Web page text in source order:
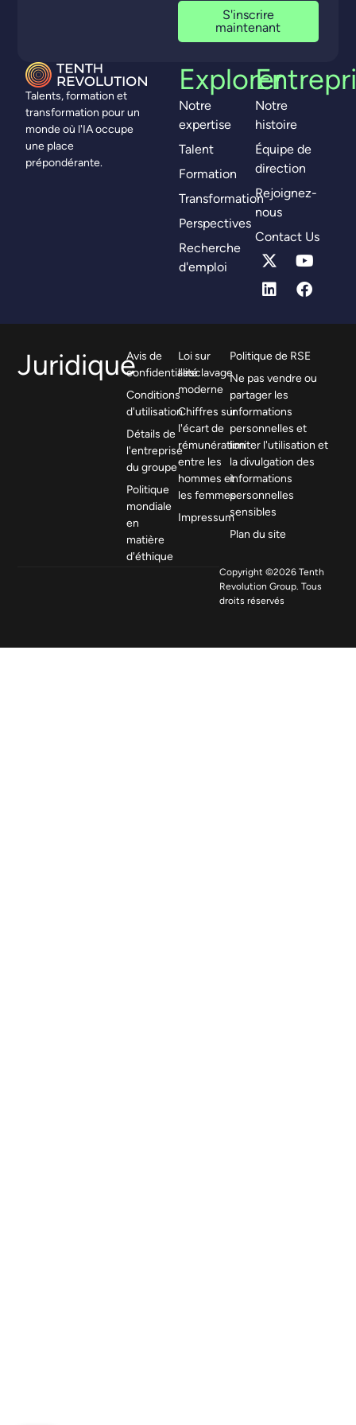
Talents, formation et
transformation pour un
monde où l'IA occupe
une place
prépondérante.
Explorer
Notre
expertise
Talent
Formation
Transformation
Perspectives
Recherche
d'emploi
Notre
histoire
Équipe de
direction
Rejoignez-
nous
Contact Us
S'inscrire
maintenant
JuridiqueAvis de
confidentialité
Conditions
d'utilisation
Détails de
l'entreprise
du groupe
Politique
mondiale
en
matière
d'éthique
Loi sur
l'esclavage
moderne
Chiffres sur
l'écart de
rémunération
entre les
hommes et
les femmes
Impressum
Politique de RSE
Ne pas vendre ou
partager les
informations
personnelles et
limiter l'utilisation et
la divulgation des
informations
personnelles
sensibles
Plan du site
Copyright ©2026 Tenth
Revolution Group. Tous
droits réservés